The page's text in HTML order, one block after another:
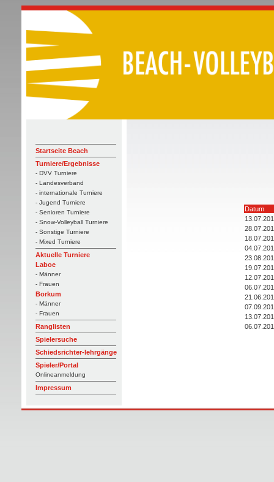
Startseite Beach
Turniere/Ergebnisse
- DVV Turniere
- Landesverband
- internationale Turniere
- Jugend Turniere
- Senioren Turniere
- Snow-Volleyball Turniere
- Sonstige Turniere
- Mixed Turniere
Aktuelle Turniere
Laboe
- Männer
- Frauen
Borkum
- Männer
- Frauen
Ranglisten
Spielersuche
Schiedsrichter-lehrgänge
Spieler/Portal
Onlineanmeldung
Impressum
Datum